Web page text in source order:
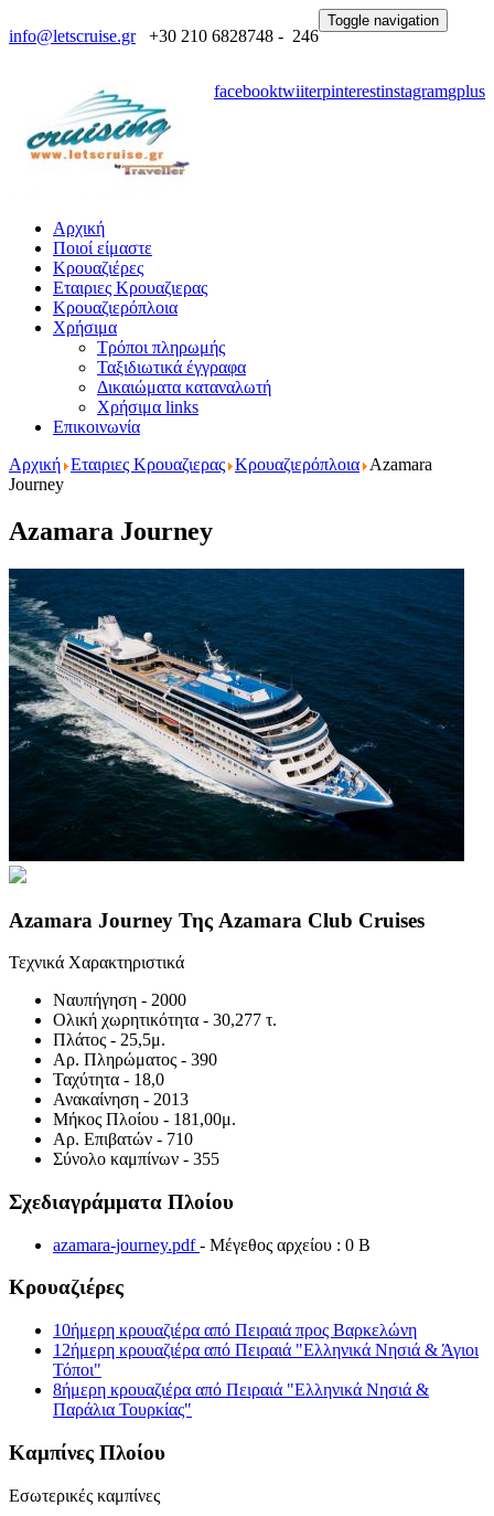
info@letscruise.gr +30 210 6828748 - 246
facebooktwiiterpinterestinstagramgplus
Toggle navigation
Αρχική
Ποιοί είμαστε
Κρουαζιέρες
Εταιριες Κρουαζιερας
Κρουαζιερόπλοια
Χρήσιμα
Τρόποι πληρωμής
Ταξιδιωτικά έγγραφα
Δικαιώματα καταναλωτή
Χρήσιμα links
Επικοινωνία
Αρχική Εταιριες Κρουαζιερας Κρουαζιερόπλοια Azamara
Journey
Azamara Journey
Azamara Journey Της Azamara Club Cruises
Τεχνικά Χαρακτηριστικά
Ναυπήγηση - 2000
Ολική χωρητικότητα - 30,277 τ.
Πλάτος - 25,5μ.
Αρ. Πληρώματος - 390
Ταχύτητα - 18,0
Ανακαίνηση - 2013
Μήκος Πλοίου - 181,00μ.
Αρ. Επιβατών - 710
Σύνολο καμπίνων - 355
Σχεδιαγράμματα Πλοίου
azamara-journey.pdf- Μέγεθος αρχείου : 0 B
Κρουαζιέρες
10ήμερη κρουαζιέρα από Πειραιά προς Βαρκελώνη
12ήμερη κρουαζιέρα από Πειραιά "Ελληνικά Νησιά & Άγιοι
Τόποι"
8ήμερη κρουαζιέρα από Πειραιά "Ελληνικά Νησιά &
Παράλια Τουρκίας"
Καμπίνες Πλοίου
Εσωτερικές καμπίνες